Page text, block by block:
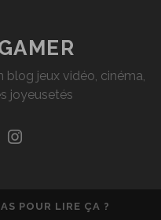
blog jeux vidéo, cinéma,
joyeusetés
instagram
POUR LIRE ÇA ?